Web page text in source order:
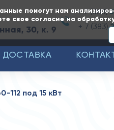
помогут нам
свое согласие на
30, к. 9
+ 7 (383)
+ 7 (383)
ДОСТАВКА
112 под 15 кВт